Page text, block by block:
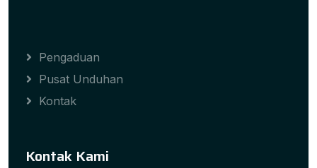
Pengaduan
Pusat Unduhan
Kontak
Kontak Kami